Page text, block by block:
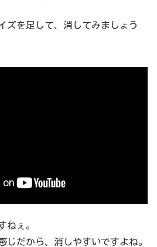
ズを足して、消してみましょう
ねぇ。
じだから、消しやすいですよね。